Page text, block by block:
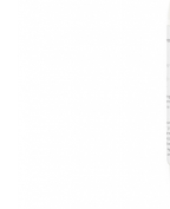
CREME ȘI PASTE
CIOCOLATĂ ȘI